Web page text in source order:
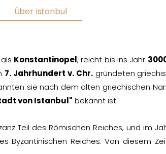
Über Istanbul
Konstantinopel, reicht bis ins Jahr
7. Jahrhundert v. Chr.gründeten
sie nach dem alten griechischen
von Istanbul" bekannt ist.
Teil des Römischen Reiches, und im
Byzantinischen Reiches. Von diesem